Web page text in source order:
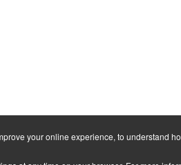
your online experience, to understand